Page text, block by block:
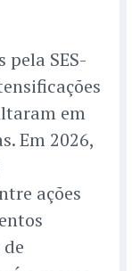
SES-
em
Em 2026,
ações